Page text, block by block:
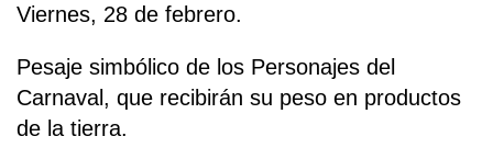
Viernes, 28 de febrero.
Pesaje simbólico de los Personajes del
Carnaval, que recibirán su peso en productos
de la tierra.